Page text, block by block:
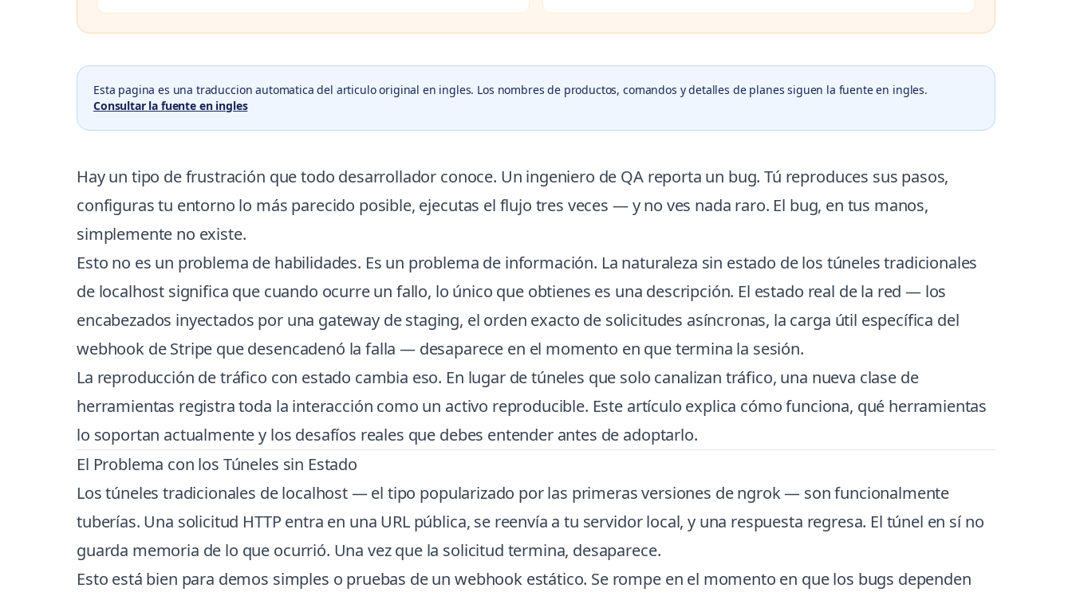
Esta pagina es una traduccion automatica del articulo original en ingles. Los nombres de productos, comandos y detalles de planes siguen la fuente en ingles.
Consultar la fuente en ingles
Hay un tipo de frustración que todo desarrollador conoce. Un ingeniero de QA reporta un bug. Tú reproduces sus pasos,
configuras tu entorno lo más parecido posible, ejecutas el flujo tres veces — y no ves nada raro. El bug, en tus manos,
simplemente no existe.
Esto no es un problema de habilidades. Es un problema de información. La naturaleza sin estado de los túneles tradicionales
de localhost significa que cuando ocurre un fallo, lo único que obtienes es una descripción. El estado real de la red — los
encabezados inyectados por una gateway de staging, el orden exacto de solicitudes asíncronas, la carga útil específica del
webhook de Stripe que desencadenó la falla — desaparece en el momento en que termina la sesión.
La reproducción de tráfico con estado cambia eso. En lugar de túneles que solo canalizan tráfico, una nueva clase de
herramientas registra toda la interacción como un activo reproducible. Este artículo explica cómo funciona, qué herramientas
lo soportan actualmente y los desafíos reales que debes entender antes de adoptarlo.
El Problema con los Túneles sin Estado
Los túneles tradicionales de localhost — el tipo popularizado por las primeras versiones de ngrok — son funcionalmente
tuberías. Una solicitud HTTP entra en una URL pública, se reenvía a tu servidor local, y una respuesta regresa. El túnel en sí no
guarda memoria de lo que ocurrió. Una vez que la solicitud termina, desaparece.
Esto está bien para demos simples o pruebas de un webhook estático. Se rompe en el momento en que los bugs dependen